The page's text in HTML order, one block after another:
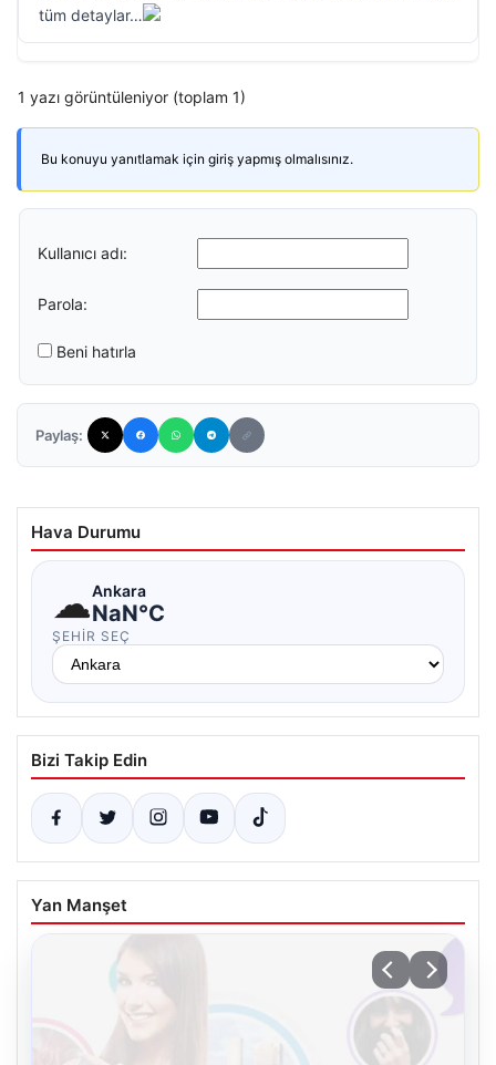
tüm detaylar…
1 yazı görüntüleniyor (toplam 1)
Bu konuyu yanıtlamak için giriş yapmış olmalısınız.
Kullanıcı adı:
Parola:
Beni hatırla
Paylaş:
Hava Durumu
☁Ankara
NaN°C
ŞEHIR SEÇ
Bizi Takip Edin
Yan Manşet